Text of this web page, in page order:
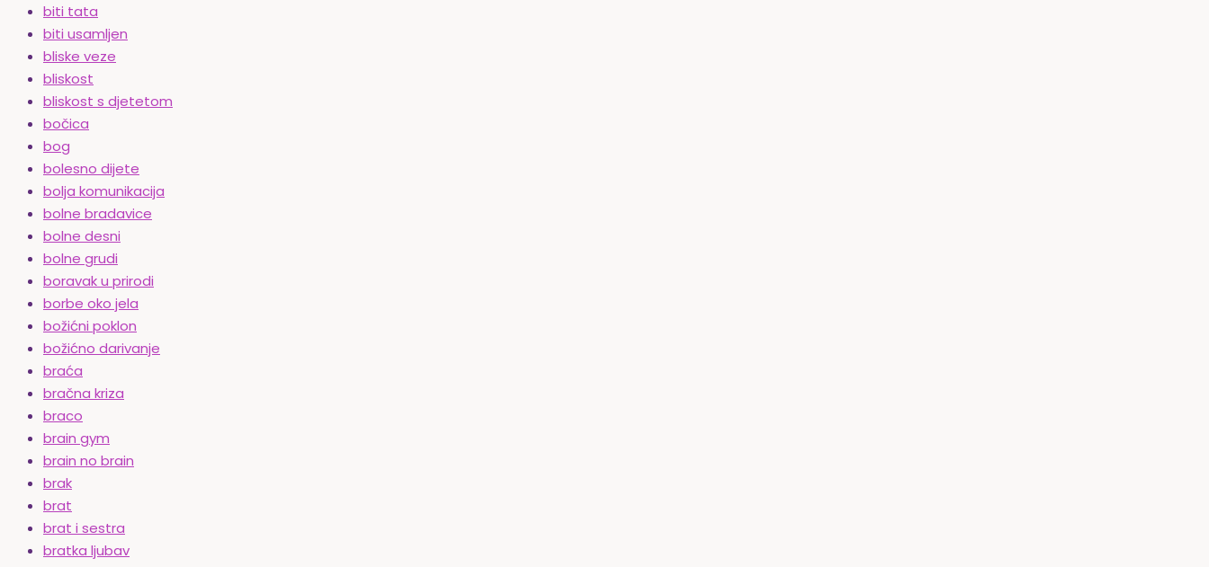
biti tata
biti usamljen
bliske veze
bliskost
bliskost s djetetom
bočica
bog
bolesno dijete
bolja komunikacija
bolne bradavice
bolne desni
bolne grudi
boravak u prirodi
borbe oko jela
božićni poklon
božićno darivanje
braća
bračna kriza
braco
brain gym
brain no brain
brak
brat
brat i sestra
bratka ljubav